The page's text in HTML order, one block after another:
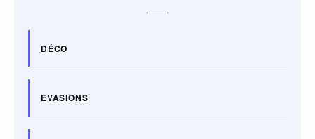
DÉCO
EVASIONS